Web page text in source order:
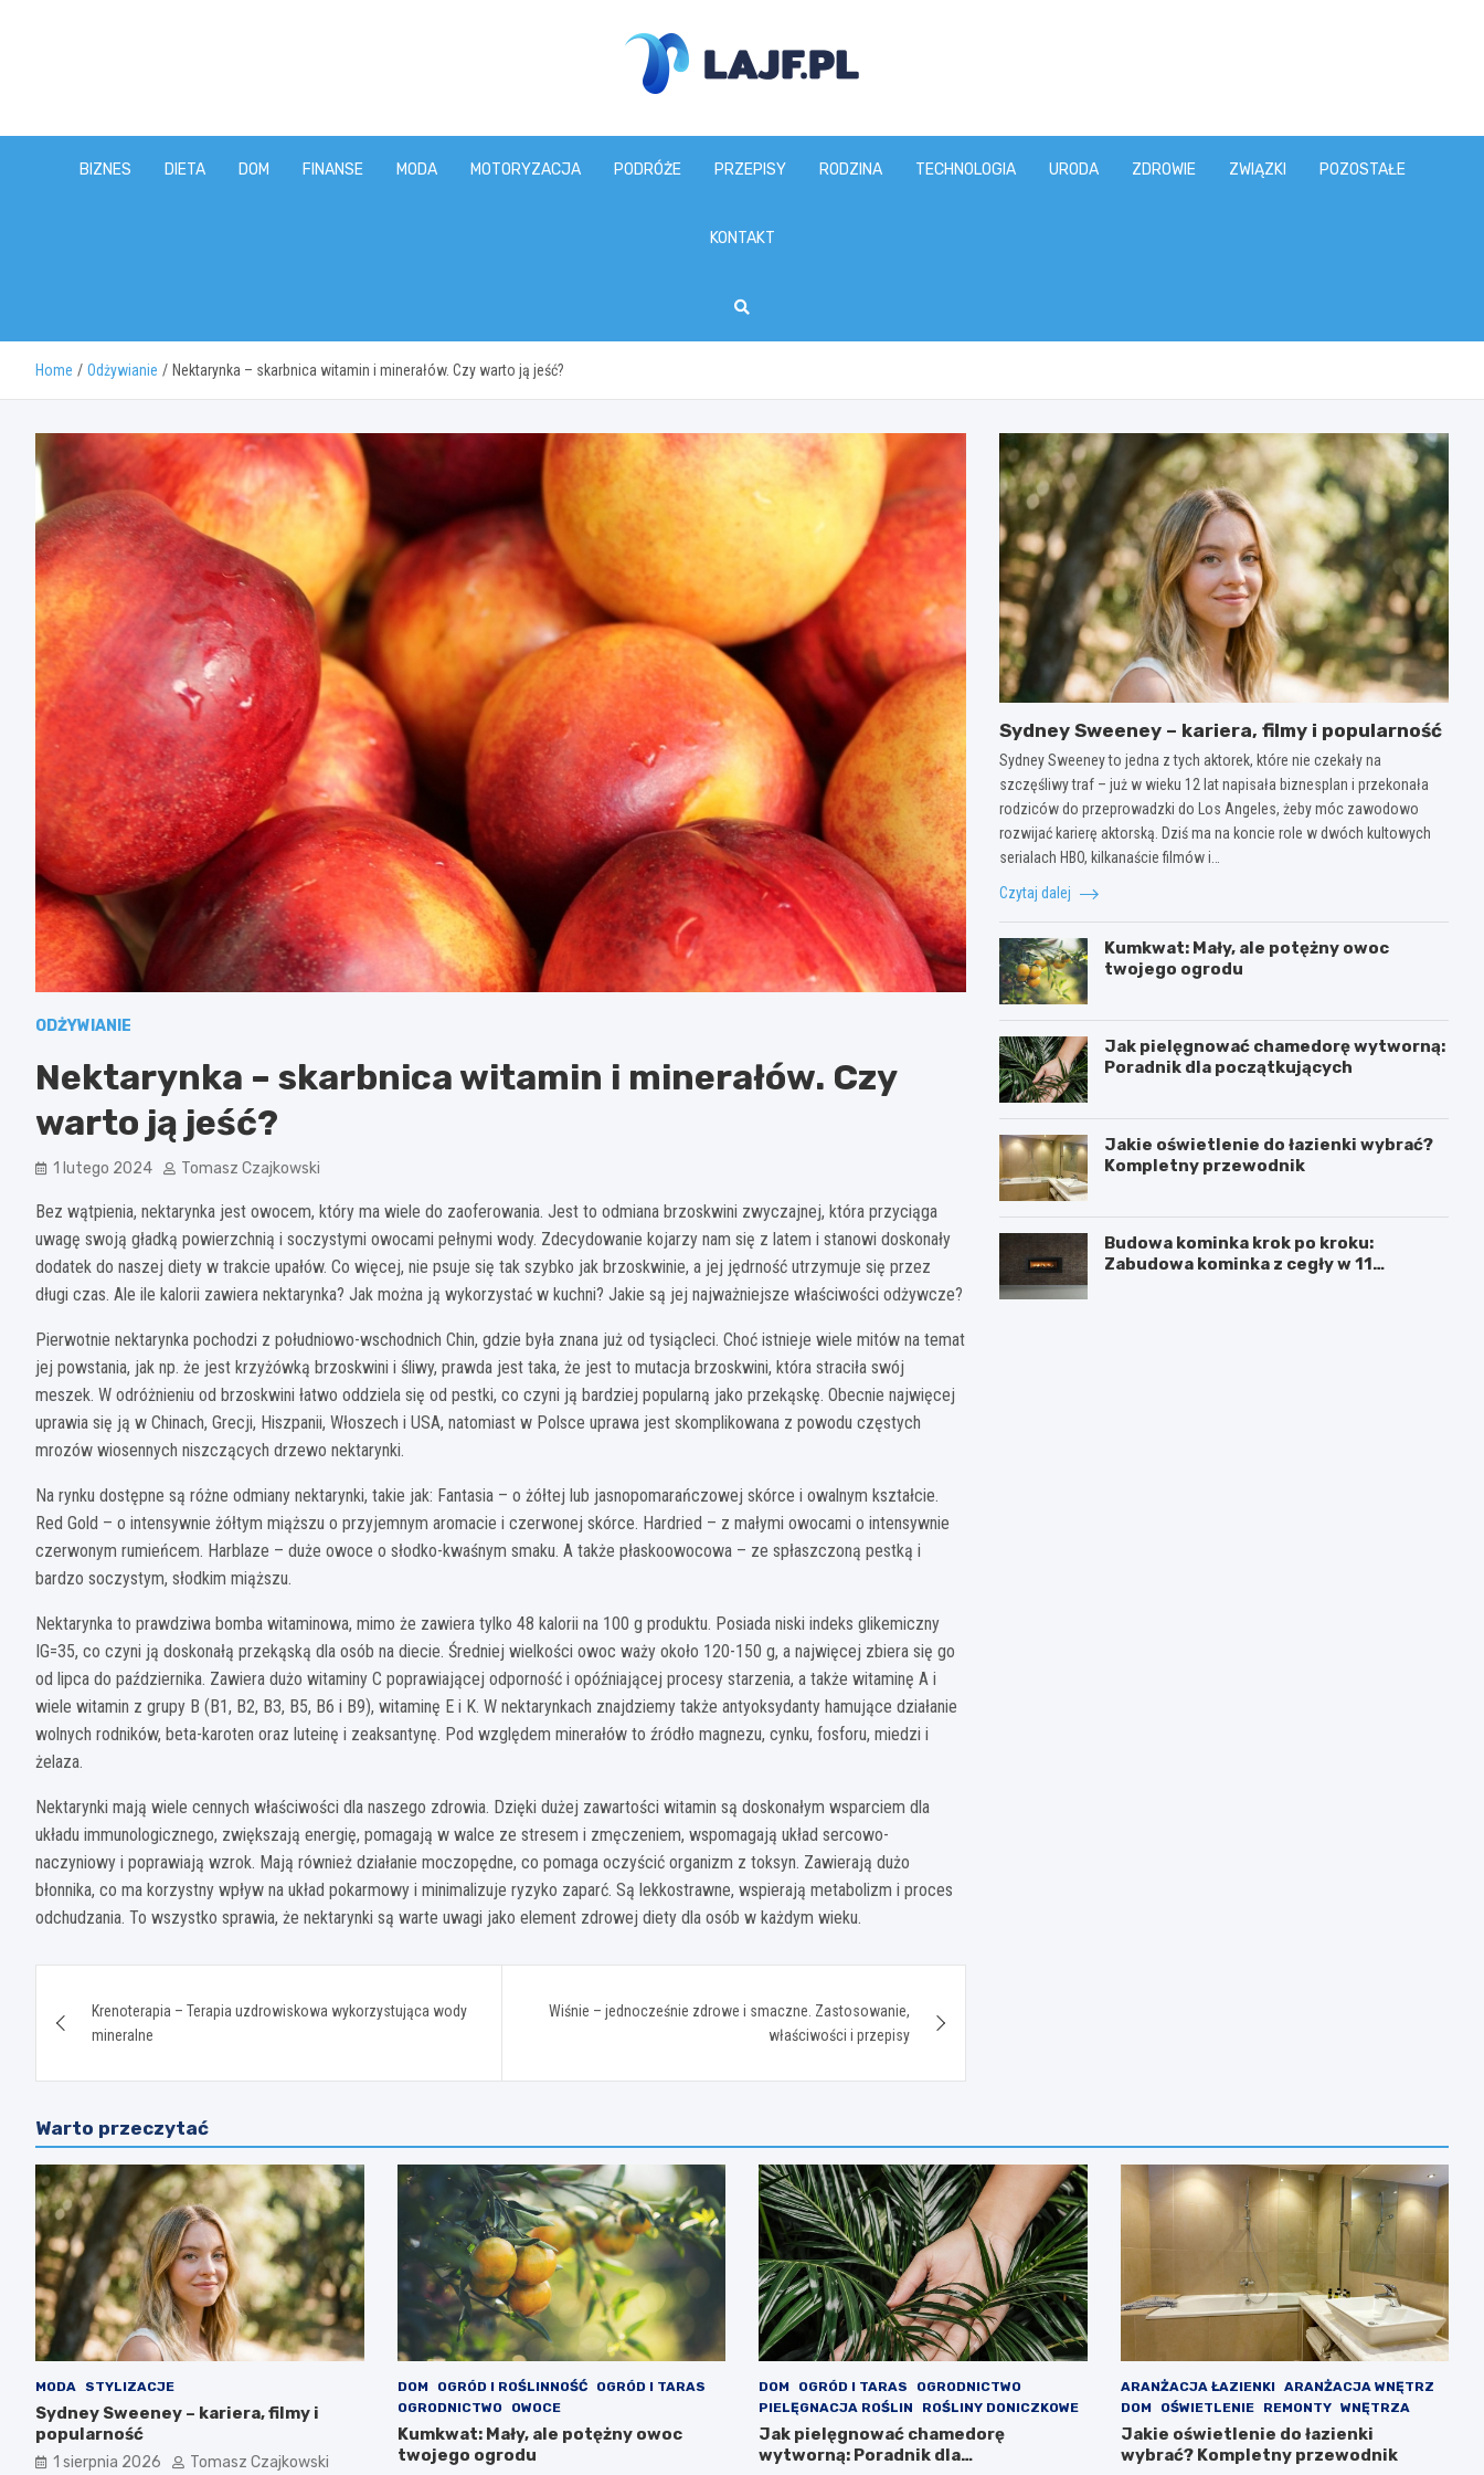
lajf.pl
BIZNES DIETA DOM FINANSE MODA MOTORYZACJA PODRÓŻE PRZEPISY RODZINA TECHNOLOGIA URODA ZDROWIE ZWIĄZKI POZOSTAŁE
KONTAKT
Home Odżywianie Nektarynka – skarbnica witamin i minerałów. Czy warto ją jeść?
ODŻYWIANIE
Nektarynka – skarbnica witamin i minerałów. Czy
warto ją jeść?
1 lutego 2024 Tomasz Czajkowski
Bez wątpienia, nektarynka jest owocem, który ma wiele do zaoferowania. Jest to odmiana brzoskwini zwyczajnej, która przyciąga
uwagę swoją gładką powierzchnią i soczystymi owocami pełnymi wody. Zdecydowanie kojarzy nam się z latem i stanowi doskonały
dodatek do naszej diety w trakcie upałów. Co więcej, nie psuje się tak szybko jak brzoskwinie, a jej jędrność utrzymuje się przez
długi czas. Ale ile kalorii zawiera nektarynka? Jak można ją wykorzystać w kuchni? Jakie są jej najważniejsze właściwości odżywcze?
Pierwotnie nektarynka pochodzi z południowo-wschodnich Chin, gdzie była znana już od tysiącleci. Choć istnieje wiele mitów na temat
jej powstania, jak np. że jest krzyżówką brzoskwini i śliwy, prawda jest taka, że jest to mutacja brzoskwini, która straciła swój
meszek. W odróżnieniu od brzoskwini łatwo oddziela się od pestki, co czyni ją bardziej popularną jako przekąskę. Obecnie najwięcej
uprawia się ją w Chinach, Grecji, Hiszpanii, Włoszech i USA, natomiast w Polsce uprawa jest skomplikowana z powodu częstych
mrozów wiosennych niszczących drzewo nektarynki.
Na rynku dostępne są różne odmiany nektarynki, takie jak: Fantasia – o żółtej lub jasnopomarańczowej skórce i owalnym kształcie.
Red Gold – o intensywnie żółtym miąższu o przyjemnym aromacie i czerwonej skórce. Hardried – z małymi owocami o intensywnie
czerwonym rumieńcem. Harblaze – duże owoce o słodko-kwaśnym smaku. A także płaskoowocowa – ze spłaszczoną pestką i
bardzo soczystym, słodkim miąższu.
Nektarynka to prawdziwa bomba witaminowa, mimo że zawiera tylko 48 kalorii na 100 g produktu. Posiada niski indeks glikemiczny
IG=35, co czyni ją doskonałą przekąską dla osób na diecie. Średniej wielkości owoc waży około 120-150 g, a najwięcej zbiera się go
od lipca do października. Zawiera dużo witaminy C poprawiającej odporność i opóźniającej procesy starzenia, a także witaminę A i
wiele witamin z grupy B (B1, B2, B3, B5, B6 i B9), witaminę E i K. W nektarynkach znajdziemy także antyoksydanty hamujące działanie
wolnych rodników, beta-karoten oraz luteinę i zeaksantynę. Pod względem minerałów to źródło magnezu, cynku, fosforu, miedzi i
żelaza.
Nektarynki mają wiele cennych właściwości dla naszego zdrowia. Dzięki dużej zawartości witamin są doskonałym wsparciem dla
układu immunologicznego, zwiększają energię, pomagają w walce ze stresem i zmęczeniem, wspomagają układ sercowo-
naczyniowy i poprawiają wzrok. Mają również działanie moczopędne, co pomaga oczyścić organizm z toksyn. Zawierają dużo
błonnika, co ma korzystny wpływ na układ pokarmowy i minimalizuje ryzyko zaparć. Są lekkostrawne, wspierają metabolizm i proces
odchudzania. To wszystko sprawia, że nektarynki są warte uwagi jako element zdrowej diety dla osób w każdym wieku.
wpisuKrenoterapia – Terapia uzdrowiskowa wykorzystująca wody
mineralne
Wiśnie – jednocześnie zdrowe i smaczne. Zastosowanie,
właściwości i przepisy
Sydney Sweeney – kariera, filmy i popularność
Sydney Sweeney to jedna z tych aktorek, które nie czekały na
szczęśliwy traf – już w wieku 12 lat napisała biznesplan i przekonała
rodziców do przeprowadzki do Los Angeles, żeby móc zawodowo
rozwijać karierę aktorską. Dziś ma na koncie role w dwóch kultowych
serialach HBO, kilkanaście filmów i…
Czytaj dalej
Kumkwat: Mały, ale potężny owoc
twojego ogrodu
Jak pielęgnować chamedorę wytworną:
Poradnik dla początkujących
Jakie oświetlenie do łazienki wybrać?
Kompletny przewodnik
Budowa kominka krok po kroku:
Zabudowa kominka z cegły w 11
Warto przeczytać
MODA STYLIZACJE
Sydney Sweeney – kariera, filmy i
popularność
1 sierpnia 2026 Tomasz Czajkowski
DOM OGRÓD I ROŚLINNOŚĆ
OGRÓD I TARAS
OGRODNICTWO
OWOCE
Kumkwat: Mały, ale potężny owoc
twojego ogrodu
DOM OGRÓD I TARAS
OGRODNICTWO
PIELĘGNACJA ROŚLIN
ROŚLINY DONICZKOWE
Jak pielęgnować chamedorę
wytworną: Poradnik dla
ARANŻACJA ŁAZIENKI
ARANŻACJA WNĘTRZ
DOM
OŚWIETLENIE REMONTY WNĘTRZA
Jakie oświetlenie do łazienki
wybrać? Kompletny przewodnik